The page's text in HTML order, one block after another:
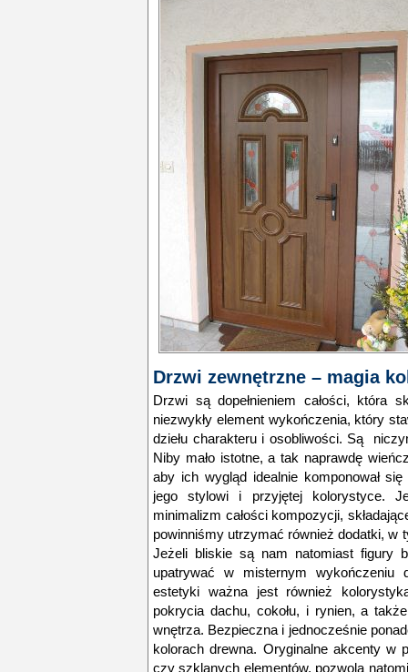
Drzwi zewnętrzne – magia
Drzwi są dopełnieniem całości, która
niezwykły element wykończenia, który
dziełu charakteru i osobliwości. Są
Niby mało istotne, a tak naprawdę
aby ich wygląd idealnie komponował
jego stylowi i przyjętej kolorystyce.
minimalizm całości kompozycji,
powinniśmy utrzymać również dodatki, w
Jeżeli bliskie są nam natomiast figury
upatrywać w misternym wykończeniu
estetyki ważna jest również
pokrycia dachu, cokołu, i rynien, a
wnętrza. Bezpieczna i jednocześnie
kolorach drewna. Oryginalne akcenty w
czy szklanych elementów, pozwolą